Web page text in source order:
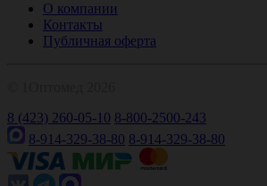
О компании
Контакты
Публичная оферта
8 (423) 260-05-10 8-800-2500-243
8-914-329-38-80 8-914-329-38-80